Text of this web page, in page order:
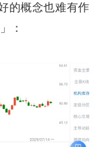
的概念也难有作
：